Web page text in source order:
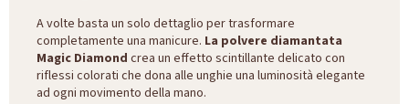
A volte basta un solo dettaglio per trasformare
completamente una manicure. La polvere diamantata
Magic Diamond crea un effetto scintillante delicato con
riflessi colorati che dona alle unghie una luminosità elegante
ad ogni movimento della mano.